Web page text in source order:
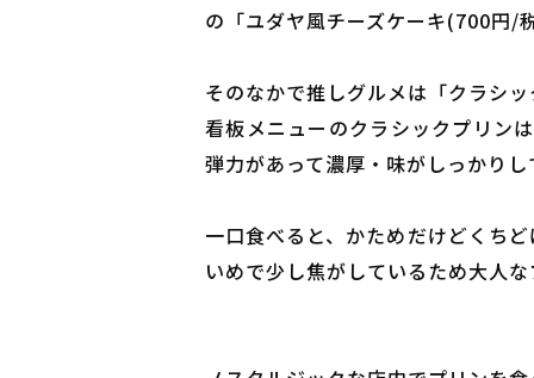
の「ユダヤ風チーズケーキ(700円/
そのなかで推しグルメは「クラシ
看板メニューのクラシックプリン
弾力があって濃厚・味がしっかり
一口食べると、かためだけどくち
いめで少し焦がしているため大人